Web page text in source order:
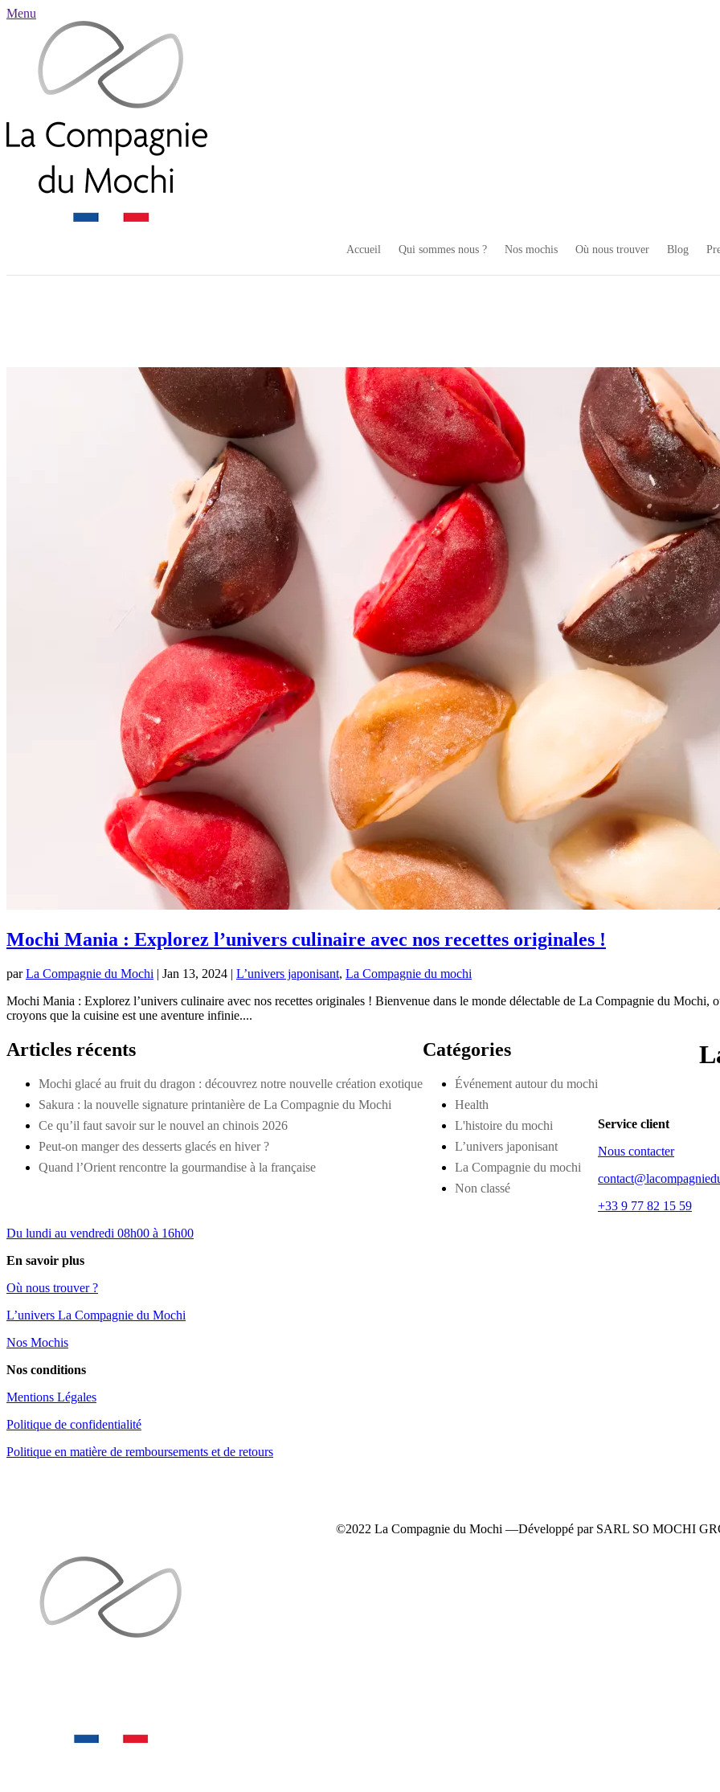
Menu
Accueil Qui sommes nous ? Nos mochis Où nous trouver Blog
Mochi Mania : Explorez l’univers culinaire avec nos recettes originales !
parLa Compagnie du Mochi | Jan 13, 2024 | L’univers japonisant, La Compagnie du mochi
Mochi Mania : Explorez l’univers culinaire avec nos recettes originales ! Bienvenue dans le monde délectable de La Compagnie du Mochi,
croyons que la cuisine est une aventure infinie....
Articles récents
Mochi glacé au fruit du dragon : découvrez notre nouvelle création exotique
Sakura : la nouvelle signature printanière de La Compagnie du Mochi
Ce qu’il faut savoir sur le nouvel an chinois 2026
Peut-on manger des desserts glacés en hiver ?
Quand l’Orient rencontre la gourmandise à la française
Catégories
Événement autour du mochi
Health
L'histoire du mochi
L’univers japonisant
La Compagnie du mochi
Non classé
Service client
Nous contacter
+33 9 77 82 15 59
Du lundi au vendredi 08h00 à 16h00
En savoir plus
Où nous trouver ?
L’univers La Compagnie du Mochi
Nos Mochis
Nos conditions
Mentions Légales
Politique de confidentialité
Politique en matière de remboursements et de retours
©2022 La Compagnie du Mochi —Développé par SARL SO MOCHI